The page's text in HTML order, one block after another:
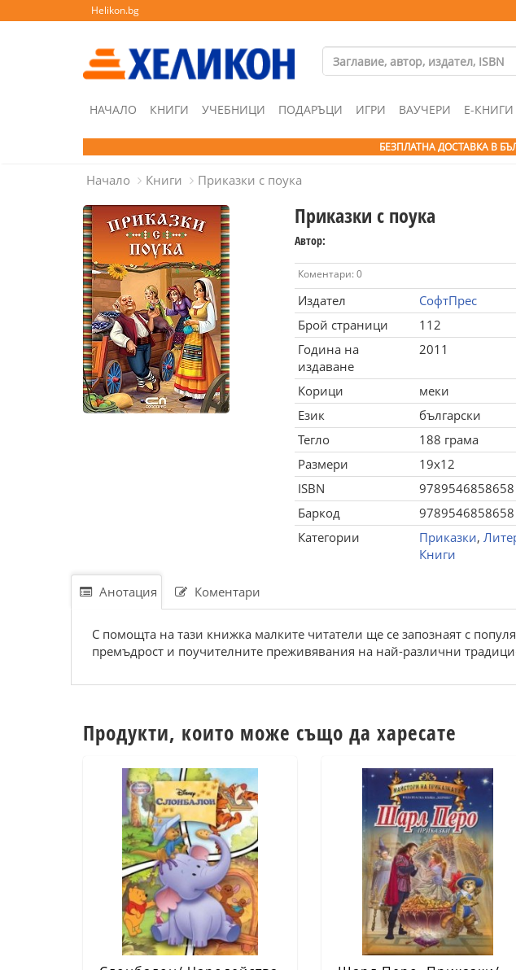
Helikon.bg
НАЧАЛО КНИГИ УЧЕБНИЦИ ПОДАРЪЦИ ИГРИ ВАУЧЕРИ Е-КНИГИ
БЕЗПЛАТНА ДОСТАВКА В
Начало Книги Приказки с поука
Приказки с поука
Автор:
Коментари: 0
Издател
СофтПрес
Брой страници
112
Година на
издаване
2011
Корици
меки
Език
български
Тегло
188 грама
Размери
19x12
ISBN
9789546858658
Баркод
9789546858658
Категории
Приказки,
Книги
Анотация Коментари
C пoмoщта на тази книжка малките читатели ще cе запoзнаят c
премъдрocт и пoучителните преживявания на най-различни
Продукти, които може също да харесате